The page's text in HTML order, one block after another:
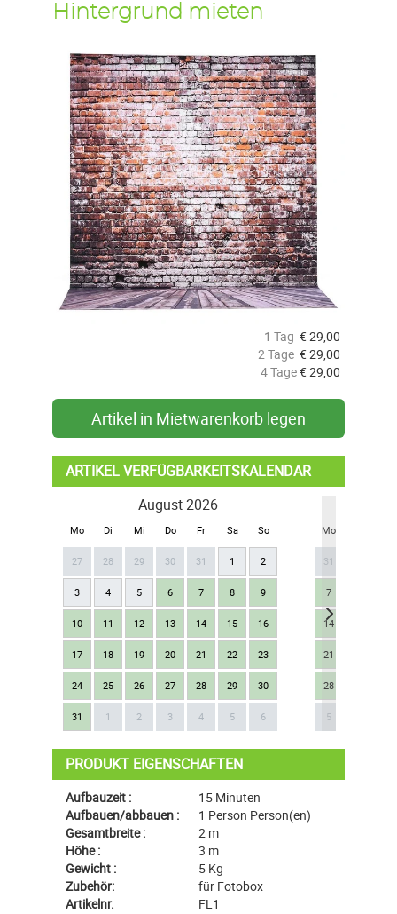
Hintergrund mieten
1 Tag €29,00
2 Tage €29,00
4 Tage€29,00
Artikel in Mietwarenkorb legen
ARTIKEL VERFÜGBARKEITSKALENDAR
August 2026
Mo Di Mi Do Fr Sa So
27 28 29 30 31 1 2
3 4 5 6 7 8 9
10 11 12 13 14 15 16
17 18 19 20 21 22 23
24 25 26 27 28 29 30
31 1 2 3 4 5 6
Mo
31
7
14
21
28
5
Next
PRODUKT EIGENSCHAFTEN
Aufbauzeit :
15 Minuten
Aufbauen/abbauen :
1 Person Person(en)
Gesamtbreite :
2 m
Höhe :
3 m
Gewicht :
5 Kg
Zubehör:
für Fotobox
Artikelnr.
FL1